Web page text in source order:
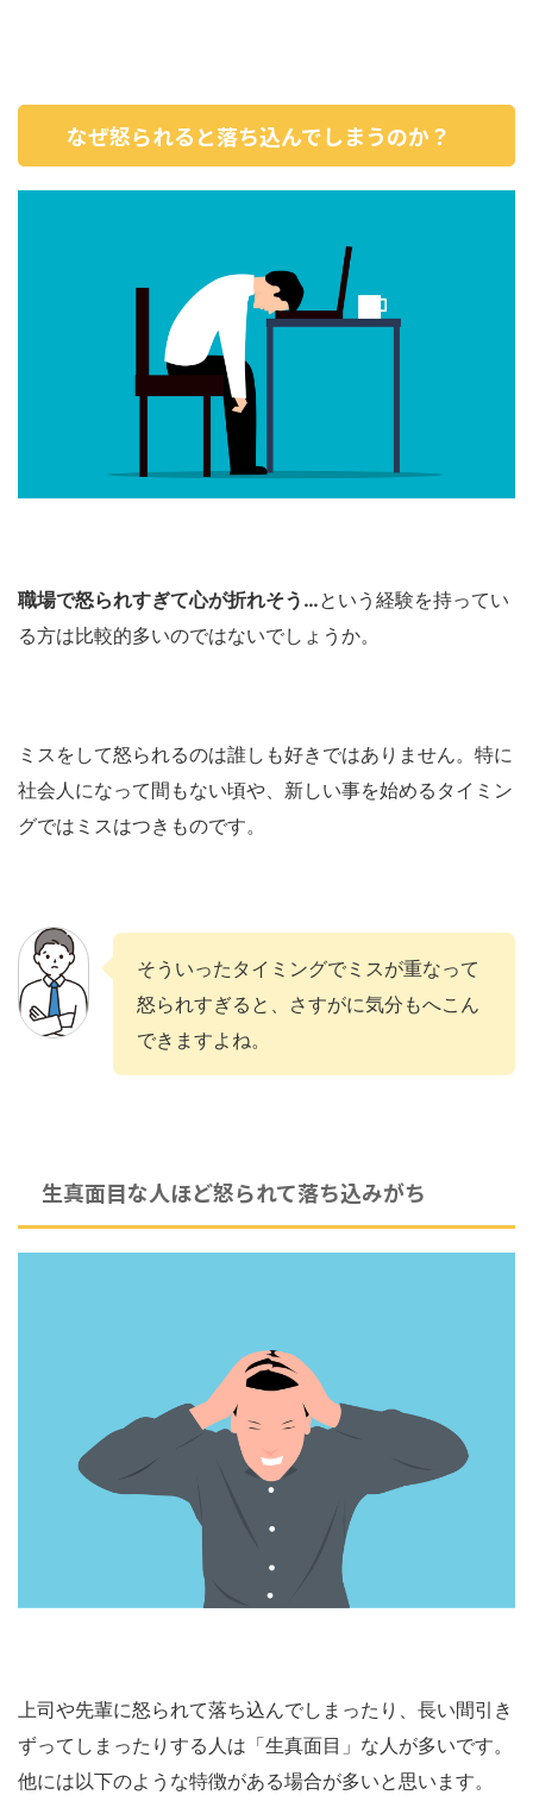
なぜ怒られると落ち込んでしまうのか？
職場で怒られすぎて心が折れそう…という経験を持ってい
る方は比較的多いのではないでしょうか。
ミスをして怒られるのは誰しも好きではありません。特に
社会人になって間もない頃や、新しい事を始めるタイミン
グではミスはつきものです。
そういったタイミングでミスが重なって
怒られすぎると、さすがに気分もへこん
できますよね。
生真面目な人ほど怒られて落ち込みがち
上司や先輩に怒られて落ち込んでしまったり、長い間引き
ずってしまったりする人は「生真面目」な人が多いです。
他には以下のような特徴がある場合が多いと思います。